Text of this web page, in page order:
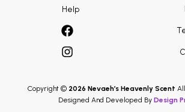
Help
Copyright © 2026 Nevaeh’s Heavenly Scent
Designed And Developed By Design